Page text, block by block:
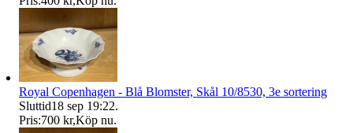
Royal Copenhagen - Blå Blomster, Skål 10/8530, 3e sortering
Sluttid18 sep 19:22.
Pris:700 kr,Köp nu.